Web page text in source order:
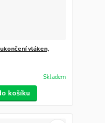
vláken,
Skladem
košíku